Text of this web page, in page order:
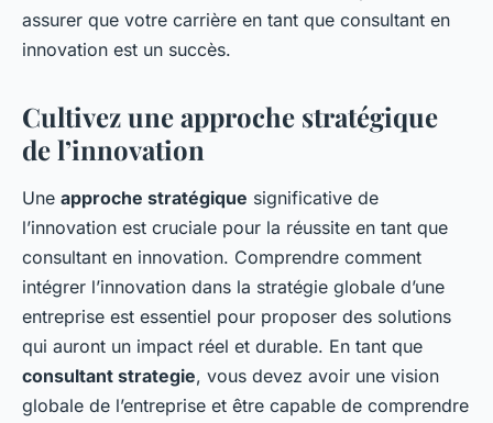
assurer que votre carrière en tant que consultant en
innovation est un succès.
Cultivez une approche stratégique
de l’innovation
Une approche stratégique significative de
l’innovation est cruciale pour la réussite en tant que
consultant en innovation. Comprendre comment
intégrer l’innovation dans la stratégie globale d’une
entreprise est essentiel pour proposer des solutions
qui auront un impact réel et durable. En tant que
consultant strategie, vous devez avoir une vision
globale de l’entreprise et être capable de comprendre